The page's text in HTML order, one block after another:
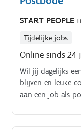
START PEOPLE
Tijdelijke jobs
Online sinds 24
Wil jij dagelijks
blijven en leuke
aan een job als